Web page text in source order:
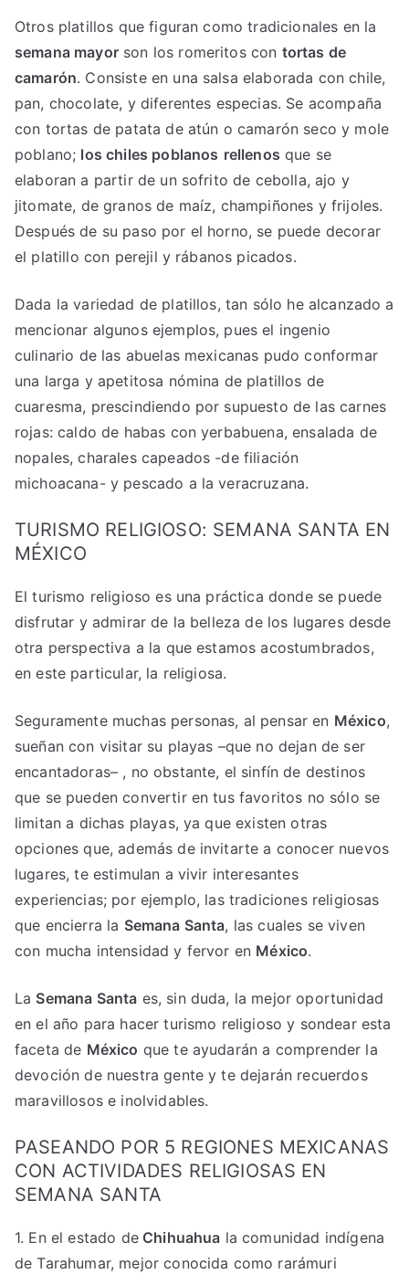
Otros platillos que figuran como tradicionales en la
semana mayorson los romeritos con tortas de
camarón. Consiste en una salsa elaborada con chile,
pan, chocolate, y diferentes especias. Se acompaña
con tortas de patata de atún o camarón seco y mole
poblano; los chiles poblanos rellenos que se
elaboran a partir de un sofrito de cebolla, ajo y
jitomate, de granos de maíz, champiñones y frijoles.
Después de su paso por el horno, se puede decorar
el platillo con perejil y rábanos picados.
Dada la variedad de platillos, tan sólo he alcanzado a
mencionar algunos ejemplos, pues el ingenio
culinario de las abuelas mexicanas pudo conformar
una larga y apetitosa nómina de platillos de
cuaresma, prescindiendo por supuesto de las carnes
rojas: caldo de habas con yerbabuena, ensalada de
nopales, charales capeados -de filiación
michoacana- y pescado a la veracruzana.
TURISMO RELIGIOSO: SEMANA SANTA EN
MÉXICO
El turismo religioso es una práctica donde se puede
disfrutar y admirar de la belleza de los lugares desde
otra perspectiva a la que estamos acostumbrados,
en este particular, la religiosa.
Seguramente muchas personas, al pensar en México,
sueñan con visitar su playas –que no dejan de ser
encantadoras– , no obstante, el sinfín de destinos
que se pueden convertir en tus favoritos no sólo se
limitan a dichas playas, ya que existen otras
opciones que, además de invitarte a conocer nuevos
lugares, te estimulan a vivir interesantes
experiencias; por ejemplo, las tradiciones religiosas
que encierra la Semana Santa, las cuales se viven
con mucha intensidad y fervor en México.
La Semana Santa es, sin duda, la mejor oportunidad
en el año para hacer turismo religioso y sondear esta
faceta de México que te ayudarán a comprender la
devoción de nuestra gente y te dejarán recuerdos
maravillosos e inolvidables.
PASEANDO POR 5 REGIONES MEXICANAS
CON ACTIVIDADES RELIGIOSAS EN
SEMANA SANTA
1. En el estado deChihuahua la comunidad indígena
de Tarahumar, mejor conocida como rarámuri